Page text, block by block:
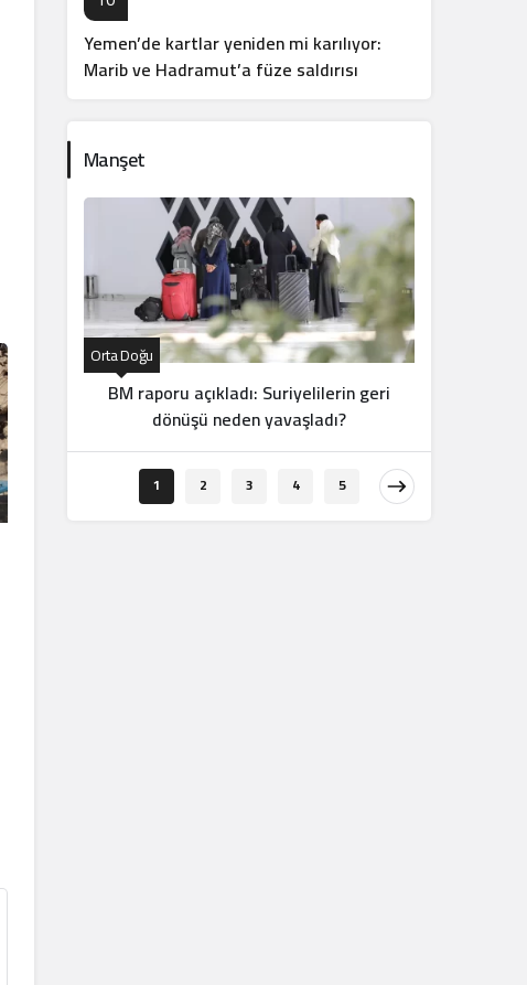
Yemen’de kartlar yeniden mi karılıyor:
Marib ve Hadramut’a füze saldırısı
Manşet
Orta Doğu
BM raporu açıkladı: Suriyelilerin geri
dönüşü neden yavaşladı?
1 2 3 4 5